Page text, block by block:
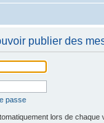
publier des
passe
lors de chaque